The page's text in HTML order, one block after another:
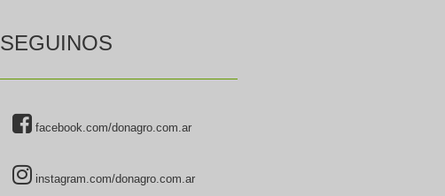
SEGUINOS
facebook.com/donagro.com.ar
instagram.com/donagro.com.ar